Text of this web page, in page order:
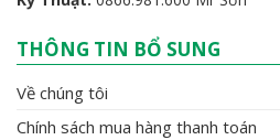
THÔNG TIN BỔ SUNG
Về chúng tôi
Chính sách mua hàng thanh toán